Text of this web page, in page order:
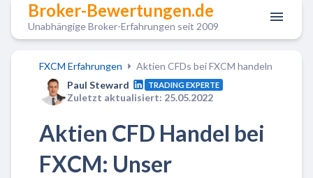
Broker-Bewertungen.de
Unabhängige Broker-Erfahrungen seit 2009
FXCM Erfahrungen
Aktien CFDs bei FXCM handeln
Paul Steward
TRADING EXPERTE
Zuletzt aktualisiert: 25.05.2022
Aktien CFD Handel bei
FXCM: Unser